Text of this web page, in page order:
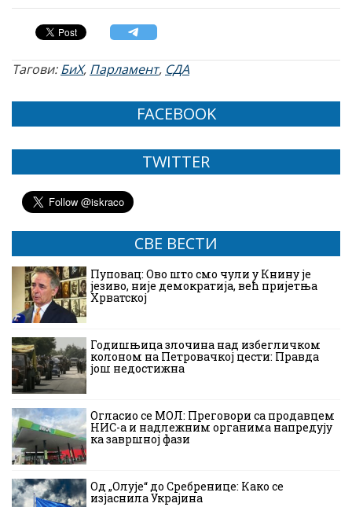
Тагови:БиХ, Парламент, СДА
FACEBOOK
TWITTER
СВЕ ВЕСТИ
Пуповац: Ово што смо чули у Книну је
језиво, није демократија, већ пријетња
Хрватској
Годишњица злочина над избегличком
колоном на Петровачкој цести: Правда
још недостижна
Огласио се МОЛ: Преговори са продавцем
НИС-а и надлежним органима напредују
ка завршној фази
Од „Олује“ до Сребренице: Како се
изјаснила Украјина